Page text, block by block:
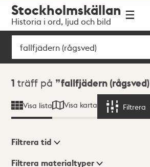
navigationen
huvudinnehållet
Stockholmskällan
Historia i ord, ljud och bild
Sök
Sökresultat
1 träff på fallfjädern (rågsved)
Visa lista Visa karta Filtrera
Visningsläge
Filtrera tid
Filtrera materialtyper